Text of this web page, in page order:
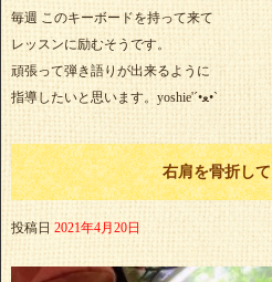
毎週 このキーボードを持って来て
レッスンに励むそうです。
頑張って弾き語りが出来るように
指導したいと思います。yoshie'‎´•ﻌ•`
右肩を骨折し
投稿日 2021年4月20日